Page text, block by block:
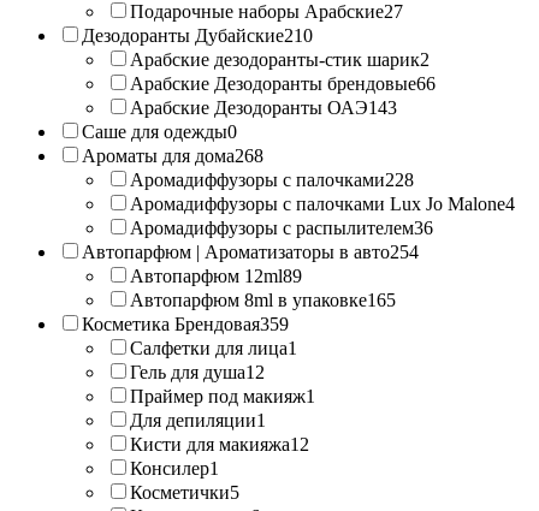
Подарочные наборы Арабские27
Дезодоранты Дубайские210
Арабские дезодоранты-стик шарик2
Арабские Дезодоранты брендовые66
Арабские Дезодоранты ОАЭ143
Саше для одежды0
Ароматы для дома268
Аромадиффузоры с палочками228
Аромадиффузоры с палочками Lux Jo Malone4
Аромадиффузоры с распылителем36
Автопарфюм | Ароматизаторы в авто254
Автопарфюм 12ml89
Автопарфюм 8ml в упаковке165
Косметика Брендовая359
Салфетки для лица1
Гель для душа12
Праймер под макияж1
Для депиляции1
Кисти для макияжа12
Консилер1
Косметички5